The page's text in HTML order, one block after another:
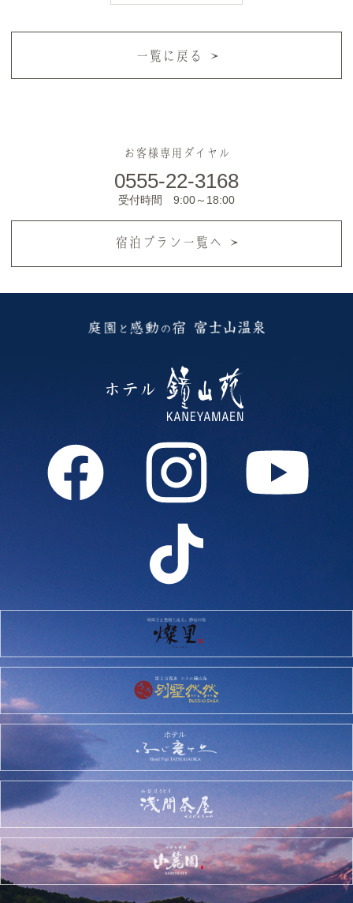
一覧に戻る
お客様専用ダイヤル
0555-22-3168
受付時間 9:00～18:00
宿泊プラン一覧へ